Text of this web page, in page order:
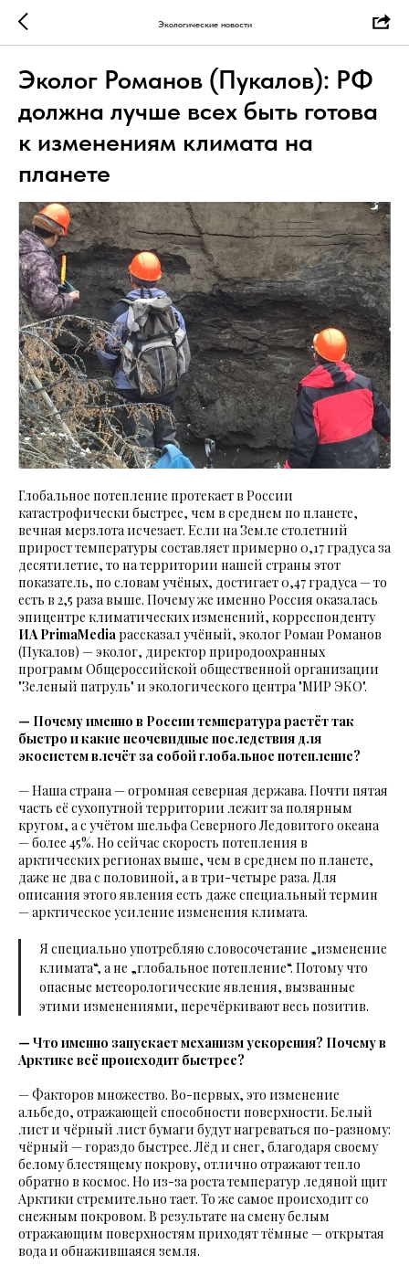
Экологические новости
Эколог Романов (Пукалов): РФ
должна лучше всех быть готова
к изменениям климата на
планете
Глобальное потепление протекает в России
катастрофически быстрее, чем в среднем по планете,
вечная мерзлота исчезает. Если на Земле столетний
прирост температуры составляет примерно 0,17 градуса за
десятилетие, то на территории нашей страны этот
показатель, по словам учёных, достигает 0,47 градуса — то
есть в 2,5 раза выше. Почему же именно Россия оказалась
эпицентре климатических изменений, корреспонденту
ИА PrimaMediaрассказал учёный, эколог Роман Романов
(Пукалов) — эколог, директор природоохранных
программ Общероссийской общественной организации
"Зеленый патруль" и экологического центра "МИР ЭКО".
— Почему именно в России температура растёт так
быстро и какие неочевидные последствия для
экосистем влечёт за собой глобальное потепление?
— Наша страна — огромная северная держава. Почти пятая
часть её сухопутной территории лежит за полярным
кругом, а с учётом шельфа Северного Ледовитого океана
— более 45%. Но сейчас скорость потепления в
арктических регионах выше, чем в среднем по планете,
даже не два с половиной, а в три-четыре раза. Для
описания этого явления есть даже специальный термин
— арктическое усиление изменения климата.
Я специально употребляю словосочетание „изменение
климата“, а не „глобальное потепление“. Потому что
опасные метеорологические явления, вызванные
этими изменениями, перечёркивают весь позитив.
— Что именно запускает механизм ускорения? Почему в
Арктике всё происходит быстрее?
— Факторов множество. Во-первых, это изменение
альбедо, отражающей способности поверхности. Белый
лист и чёрный лист бумаги будут нагреваться по-разному:
чёрный — гораздо быстрее. Лёд и снег, благодаря своему
белому блестящему покрову, отлично отражают тепло
обратно в космос. Но из-за роста температур ледяной щит
Арктики стремительно тает. То же самое происходит со
снежным покровом. В результате на смену белым
отражающим поверхностям приходят тёмные — открытая
вода и обнажившаяся земля.